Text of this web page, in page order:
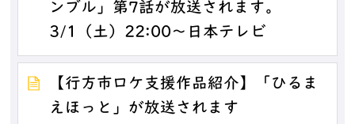
ンブル」第7話が放送されます。
3/1（土）22:00～日本テレビ
【行方市ロケ支援作品紹介】「ひるま
えほっと」が放送されます